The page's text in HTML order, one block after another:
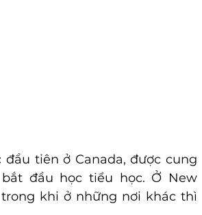
tiên ở Canada, được cung
đầu học tiểu học. Ở New
khi ở những nơi khác thì